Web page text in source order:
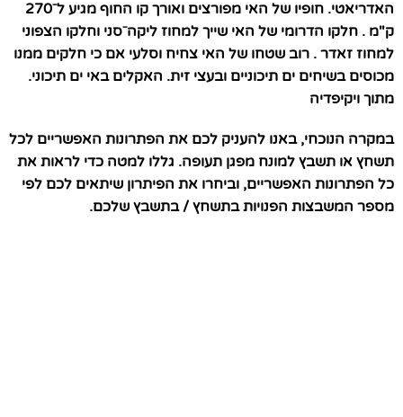
האדריאטי. חופיו של האי מפורצים ואורך קו החוף מגיע ל⁻270
ק"מ . חלקו הדרומי של האי שייך למחוז ליקה⁻סני וחלקו הצפוני
למחוז זאדר . רוב שטחו של האי צחיח וסלעי אם כי חלקים ממנו
מכוסים בשיחים ים תיכוניים ובעצי זית. האקלים באי ים תיכוני.
מתוך ויקיפדיה
במקרה הנוכחי, באנו להעניק לכם את הפתרונות האפשריים לכל
תשחץ או תשבץ למונח מפגן תעופה. גללו למטה כדי לראות את
כל הפתרונות האפשריים, וביחרו את הפיתרון שיתאים לכם לפי
מספר המשבצות הפנויות בתשחץ / בתשבץ שלכם.